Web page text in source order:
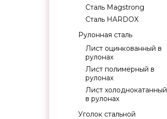
Сталь Magstrong
Сталь HARDOX
Рулонная сталь
Лист оцинкованный в
рулонах
Лист полимерный в
рулонах
Лист холоднокатанный
в рулонах
Уголок стальной